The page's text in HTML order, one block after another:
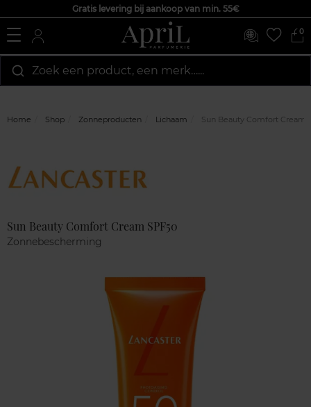
Gratis levering bij aankoop van min. 55€
0
Zoek een product, een merk…...
Home Shop Zonneproducten Lichaam Sun Beauty Comfort Cream
Sun Beauty Comfort Cream SPF50
Zonnebescherming